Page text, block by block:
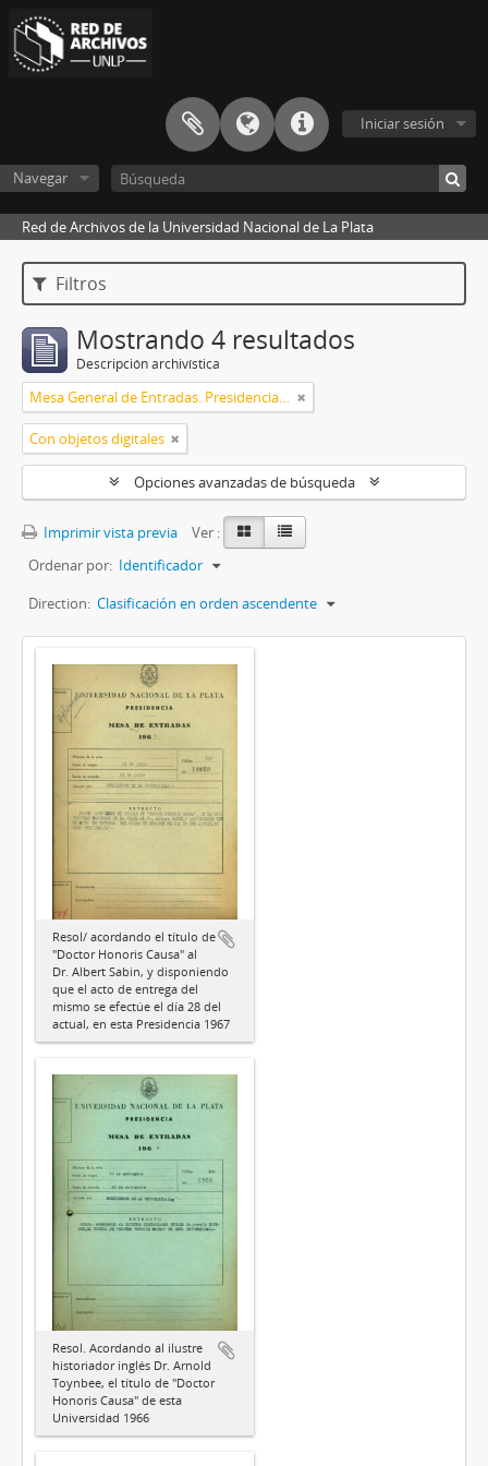
Iniciar sesión
Navegar
Red de Archivos de la Universidad Nacional de La Plata
Filtros
Mostrando 4 resultados
Descripción archivística
Mesa General de Entradas. Presidencia UNLP
Con objetos digitales
Opciones avanzadas de búsqueda
Imprimir vista previa
Ver :
Ordenar por: Identificador
Direction: Clasificación en orden ascendente
Resol/ acordando el título de
"Doctor Honoris Causa" al
Dr. Albert Sabin, y disponiendo
que el acto de entrega del
mismo se efectúe el día 28 del
actual, en esta Presidencia 1967
Resol. Acordando al ilustre
historiador inglés Dr. Arnold
Toynbee, el título de "Doctor
Honoris Causa" de esta
Universidad 1966